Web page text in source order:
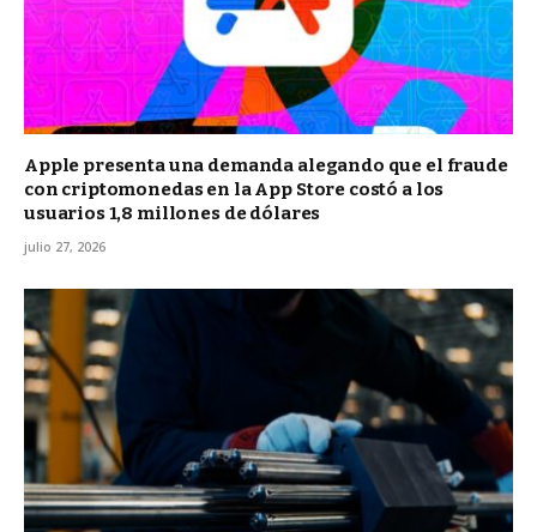
Apple presenta una demanda alegando que el fraude
con criptomonedas en la App Store costó a los
usuarios 1,8 millones de dólares
julio 27, 2026